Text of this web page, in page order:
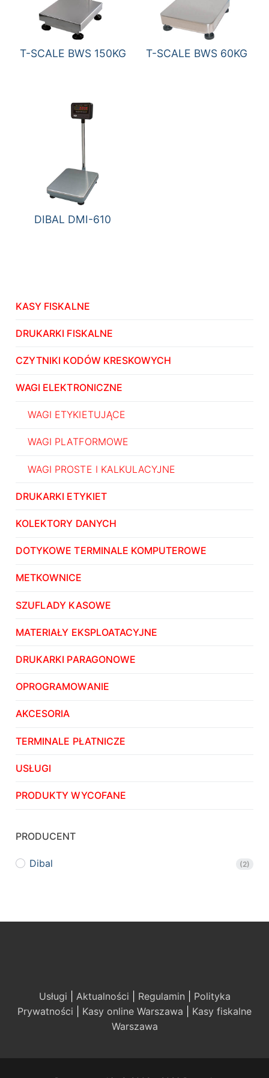
T-SCALE BWS 150KG T-SCALE BWS 60KG
DIBAL DMI-610
KASY FISKALNE
DRUKARKI FISKALNE
CZYTNIKI KODÓW KRESKOWYCH
WAGI ELEKTRONICZNE
WAGI ETYKIETUJĄCE
WAGI PLATFORMOWE
WAGI PROSTE I KALKULACYJNE
DRUKARKI ETYKIET
KOLEKTORY DANYCH
DOTYKOWE TERMINALE KOMPUTEROWE
METKOWNICE
SZUFLADY KASOWE
MATERIAŁY EKSPLOATACYJNE
DRUKARKI PARAGONOWE
OPROGRAMOWANIE
AKCESORIA
TERMINALE PŁATNICZE
USŁUGI
PRODUKTY WYCOFANE
PRODUCENT
Dibal (2)
Usługi Aktualności Regulamin
Polityka
Prywatności
Kasy online Warszawa
Kasy fiskalne
Warszawa